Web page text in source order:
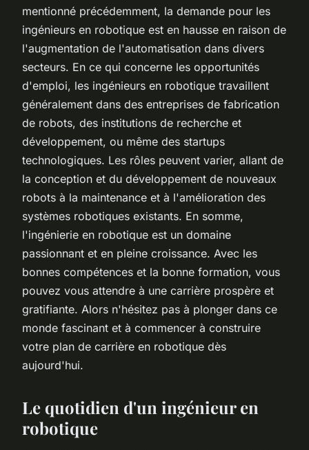
mentionné précédemment, la demande pour les
ingénieurs en robotique est en hausse en raison de
l'augmentation de l'automatisation dans divers
secteurs. En ce qui concerne les opportunités
d'emploi, les ingénieurs en robotique travaillent
généralement dans des entreprises de fabrication
de robots, des institutions de recherche et
développement, ou même des startups
technologiques. Les rôles peuvent varier, allant de
la conception et du développement de nouveaux
robots à la maintenance et à l'amélioration des
systèmes robotiques existants. En somme,
l'ingénierie en robotique est un domaine
passionnant et en pleine croissance. Avec les
bonnes compétences et la bonne formation, vous
pouvez vous attendre à une carrière prospère et
gratifiante. Alors n'hésitez pas à plonger dans ce
monde fascinant et à commencer à construire
votre plan de carrière en robotique dès
aujourd'hui.
Le quotidien d'un ingénieur en
robotique